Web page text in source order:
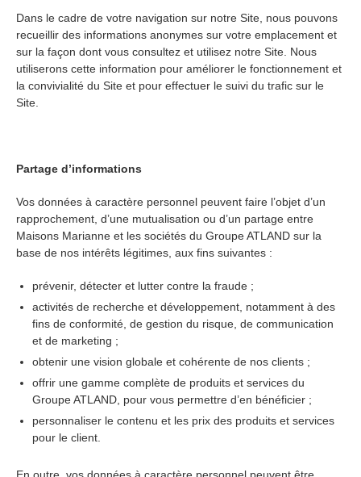
Dans le cadre de votre navigation sur notre Site, nous pouvons
recueillir des informations anonymes sur votre emplacement et
sur la façon dont vous consultez et utilisez notre Site. Nous
utiliserons cette information pour améliorer le fonctionnement et
la convivialité du Site et pour effectuer le suivi du trafic sur le
Site.
Partage d’informations
Vos données à caractère personnel peuvent faire l’objet d’un
rapprochement, d’une mutualisation ou d’un partage entre
Maisons Marianne et les sociétés du Groupe ATLAND sur la
base de nos intérêts légitimes, aux fins suivantes :
prévenir, détecter et lutter contre la fraude ;
activités de recherche et développement, notamment à des
fins de conformité, de gestion du risque, de communication
et de marketing ;
obtenir une vision globale et cohérente de nos clients ;
offrir une gamme complète de produits et services du
Groupe ATLAND, pour vous permettre d’en bénéficier ;
personnaliser le contenu et les prix des produits et services
pour le client.